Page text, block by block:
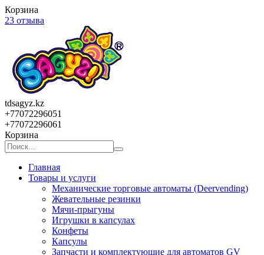
Корзина
23 отзыва
tdsagyz.kz
+77072296051
+77072296061
Корзина
Главная
Товары и услуги
Механические торговые автоматы (Deervending)
Жевательные резинки
Мячи-прыгуны
Игрушки в капсулах
Конфеты
Капсулы
Запчасти и комплектующие для автоматов GV